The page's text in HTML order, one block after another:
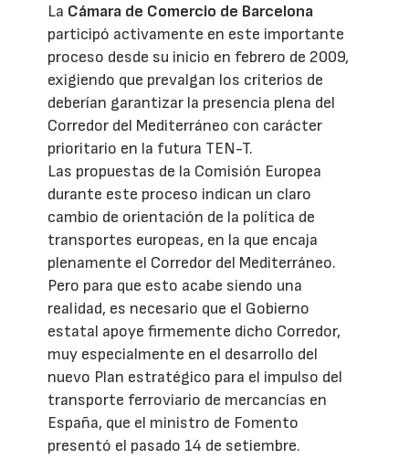
La Cámara de Comercio de Barcelona
participó activamente en este importante
proceso desde su inicio en febrero de 2009,
exigiendo que prevalgan los criterios de
deberían garantizar la presencia plena del
Corredor del Mediterráneo con carácter
prioritario en la futura TEN-T.
Las propuestas de la Comisión Europea
durante este proceso indican un claro
cambio de orientación de la política de
transportes europeas, en la que encaja
plenamente el Corredor del Mediterráneo.
Pero para que esto acabe siendo una
realidad, es necesario que el Gobierno
estatal apoye firmemente dicho Corredor,
muy especialmente en el desarrollo del
nuevo Plan estratégico para el impulso del
transporte ferroviario de mercancías en
España, que el ministro de Fomento
presentó el pasado 14 de setiembre.